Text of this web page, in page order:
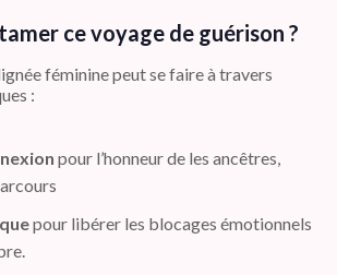
ce voyage de guérison ?
féminine peut se faire à travers
:
pour l’honneur de les ancêtres,
pour libérer les blocages émotionnels